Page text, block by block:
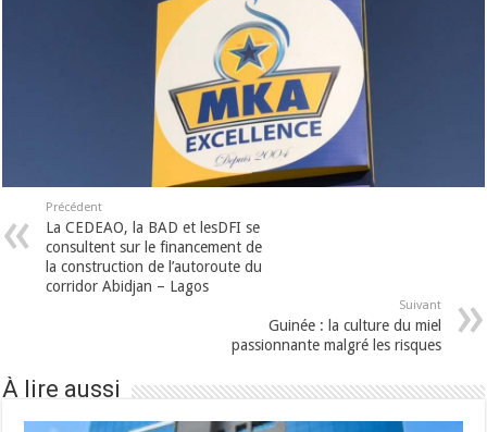
Précédent
La CEDEAO, la BAD et lesDFI se
consultent sur le financement de
la construction de l’autoroute du
corridor Abidjan – Lagos
Suivant
Guinée : la culture du miel
passionnante malgré les risques
À lire aussi